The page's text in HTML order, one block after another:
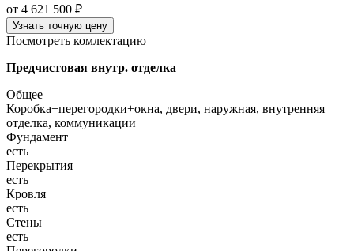
от 4 621 500 ₽
Узнать точную цену
Посмотреть комлектацию
Предчистовая внутр. отделка
Общее
Коробка+перегородки+окна, двери, наружная, внутренняя
отделка, коммуникации
Фундамент
есть
Перекрытия
есть
Кровля
есть
Стены
есть